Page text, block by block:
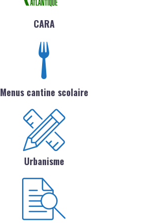
CARA
Menus cantine scolaire
Urbanisme